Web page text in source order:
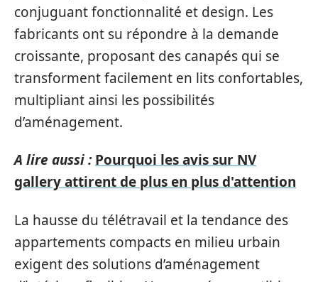
conjuguant fonctionnalité et design. Les
fabricants ont su répondre à la demande
croissante, proposant des canapés qui se
transforment facilement en lits confortables,
multipliant ainsi les possibilités
d’aménagement.
A lire aussi : Pourquoi les avis sur NV
gallery attirent de plus en plus d'attention
La hausse du télétravail et la tendance des
appartements compacts en milieu urbain
exigent des solutions d’aménagement